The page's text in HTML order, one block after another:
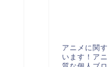
アニメに関
います！ア